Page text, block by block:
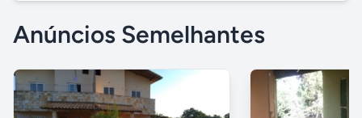
Anúncios Semelhantes